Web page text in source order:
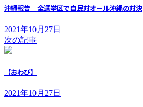
沖縄報告 全選挙区で自民対オール沖縄の対決
2021年10月27日
次の記事
【おわび】
2021年10月27日